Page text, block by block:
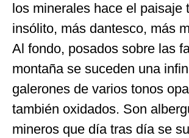
los minerales hace el paisaje
insólito, más dantesco, más
Al fondo, posados sobre las
montaña se suceden una
galerones de varios tonos
también oxidados. Son
mineros que día tras día se